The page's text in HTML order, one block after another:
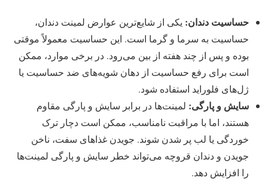
حساسیت دندان: یکی از شایع‌ترین عوارض لمینت دندان،
حساسیت به سرما و گرما است. این حساسیت معمولاً موقتی
بوده و پس از چند هفته از بین می‌رود. در برخی موارد، ممکن
است برای رفع حساسیت از دهان شویه‌های ضد حساسیت یا
ژل‌های فلوراید استفاده شود.
سایش و پارگی: لمینت‌ها در برابر سایش و پارگی مقاوم
هستند، اما با مراقبت نامناسب، ممکن است دچار ترک
خوردگی یا لب پر شدن شوند. جویدن غذاهای سفت، ناخن
جویدن و دندان قروچه می‌تواند خطر سایش و پارگی لمینت‌ها
را افزایش دهد.